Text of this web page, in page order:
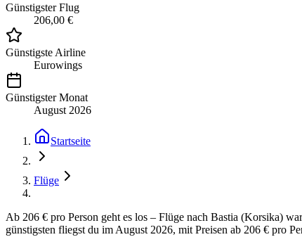
Günstigster Flug
206,00 €
Günstigste Airline
Eurowings
Günstigster Monat
August 2026
Startseite
Flüge
Ab 206 € pro Person geht es los – Flüge nach Bastia (Korsika)
günstigsten fliegst du im August 2026, mit Preisen ab 206 € pro